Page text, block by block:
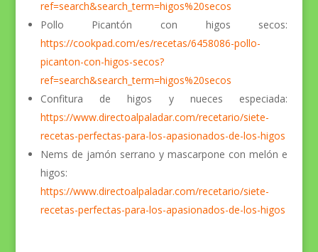
ref=search&search_term=higos%20secos
Pollo Picantón con higos secos:
https://cookpad.com/es/recetas/6458086-pollo-
picanton-con-higos-secos?
ref=search&search_term=higos%20secos
Confitura de higos y nueces especiada:
https://www.directoalpaladar.com/recetario/siete-
recetas-perfectas-para-los-apasionados-de-los-higos
Nems de jamón serrano y mascarpone con melón e
higos:
https://www.directoalpaladar.com/recetario/siete-
recetas-perfectas-para-los-apasionados-de-los-higos